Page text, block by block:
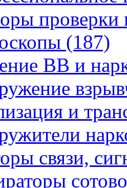
проверки
(187)
ВВ и
и
связи,